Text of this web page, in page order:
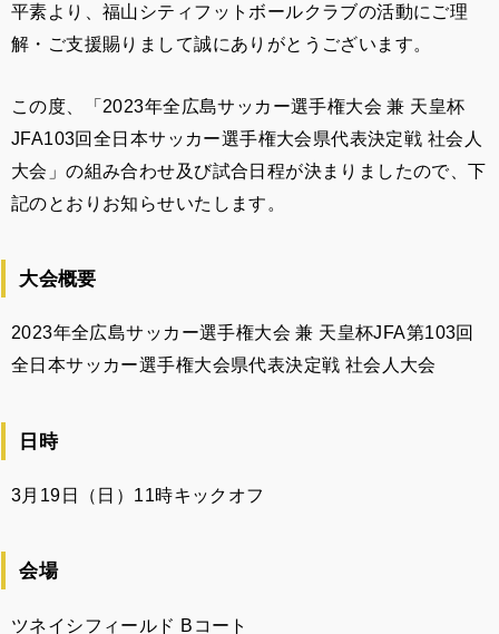
平素より、福山シティフットボールクラブの活動にご理
解・ご支援賜りまして誠にありがとうございます。
この度、「2023年全広島サッカー選手権大会 兼 天皇杯
JFA103回全日本サッカー選手権大会県代表決定戦 社会人
大会」の組み合わせ及び試合日程が決まりましたので、下
記のとおりお知らせいたします。
大会概要
2023年全広島サッカー選手権大会 兼 天皇杯JFA第103回
全日本サッカー選手権大会県代表決定戦 社会人大会
日時
3月19日（日）11時キックオフ
会場
ツネイシフィールド Bコート